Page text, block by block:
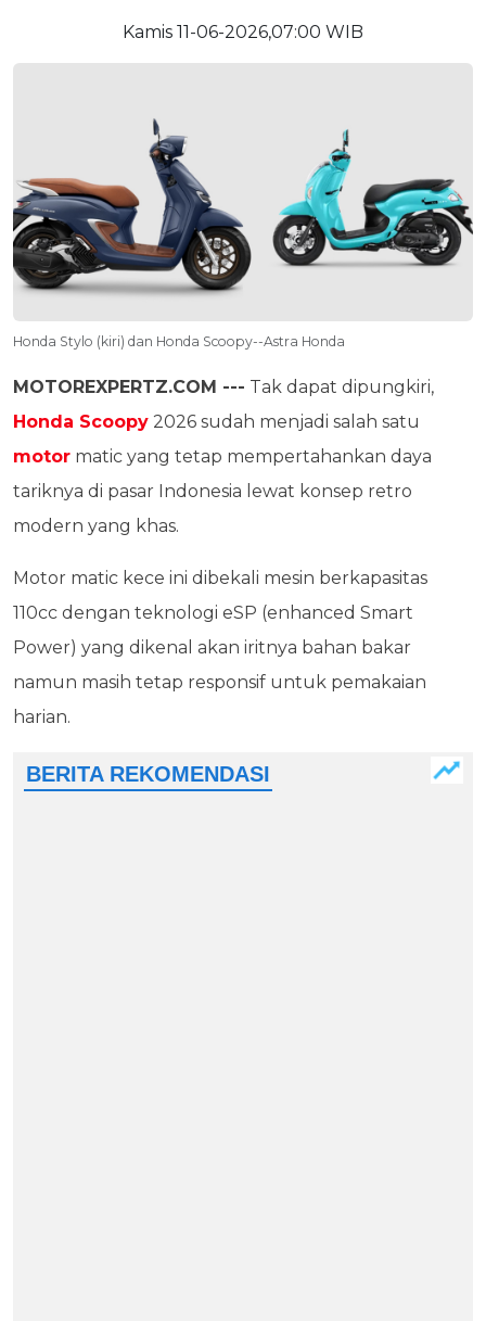
Kamis 11-06-2026,07:00 WIB
Honda Stylo (kiri) dan Honda Scoopy--Astra Honda
MOTOREXPERTZ.COM --- Tak dapat dipungkiri,
Honda Scoopy 2026 sudah menjadi salah satu
motor matic yang tetap mempertahankan daya
tariknya di pasar Indonesia lewat konsep retro
modern yang khas.
Motor matic kece ini dibekali mesin berkapasitas
110cc dengan teknologi eSP (enhanced Smart
Power) yang dikenal akan iritnya bahan bakar
namun masih tetap responsif untuk pemakaian
harian.